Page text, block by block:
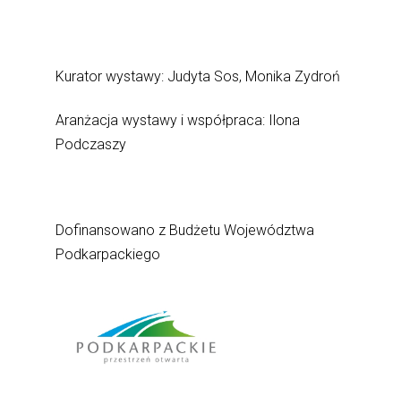
Kurator wystawy: Judyta Sos, Monika Zydroń
Aranżacja wystawy i współpraca: Ilona
Podczaszy
Dofinansowano z Budżetu Województwa
Podkarpackiego